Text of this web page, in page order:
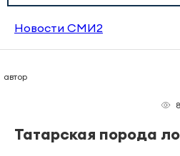
Новости СМИ2
автор
Татарская порода